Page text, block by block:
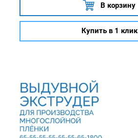
В корзину
Купить в 1 клик